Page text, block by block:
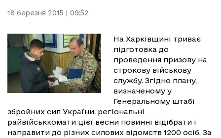
18 березня 2015 | 09:52
На Харківщині триває
підготовка до
проведення призову на
строкову військову
службу. Згідно плану,
визначеному у
Генеральному штабі
збройних сил України, регіональні
райвійськкомати цієї весни повинні відібрати і
направити до різних силових відомств 1200 осіб. За